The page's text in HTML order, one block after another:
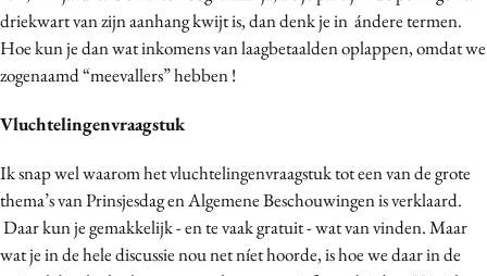
driekwart van zijn aanhang kwijt is, dan denk je in ándere termen.
Hoe kun je dan wat inkomens van laagbetaalden oplappen, omdat we
zogenaamd “meevallers” hebben !
Vluchtelingenvraagstuk
Ik snap wel waarom het vluchtelingenvraagstuk tot een van de grote
thema’s van Prinsjesdag en Algemene Beschouwingen is verklaard.
Daar kun je gemakkelijk - en te vaak gratuit - wat van vinden. Maar
wat je in de hele discussie nou net níet hoorde, is hoe we daar in de